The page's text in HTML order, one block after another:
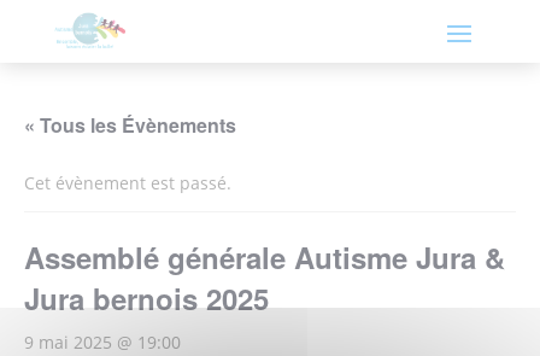
« Tous les Évènements
Cet évènement est passé.
Assemblé générale Autisme Jura &
Jura bernois 2025
9 mai 2025 @ 19:00